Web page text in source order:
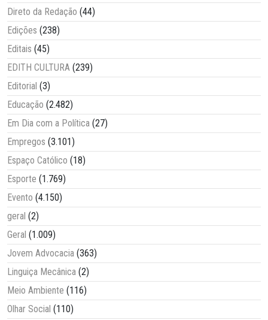
Direto da Redação (44)
Edições (238)
Editais (45)
EDITH CULTURA (239)
Editorial (3)
Educação (2.482)
Em Dia com a Política (27)
Empregos (3.101)
Espaço Católico (18)
Esporte (1.769)
Evento (4.150)
geral (2)
Geral (1.009)
Jovem Advocacia (363)
Linguiça Mecânica (2)
Meio Ambiente (116)
Olhar Social (110)